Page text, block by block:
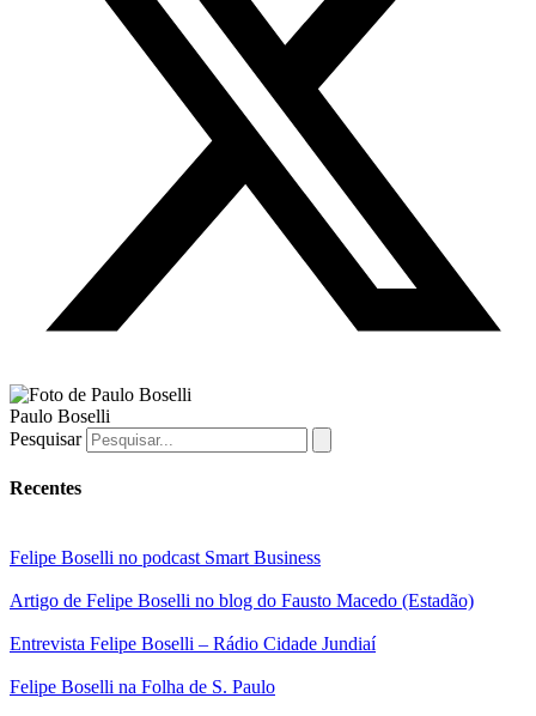
Paulo Boselli
Pesquisar
Recentes
Felipe Boselli no podcast Smart Business
Artigo de Felipe Boselli no blog do Fausto Macedo (Estadão)
Entrevista Felipe Boselli – Rádio Cidade Jundiaí
Felipe Boselli na Folha de S. Paulo